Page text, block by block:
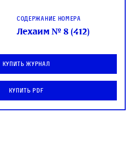
Содержание номера
Лехаим № 8 (412)
Купить журнал
Купить PDF